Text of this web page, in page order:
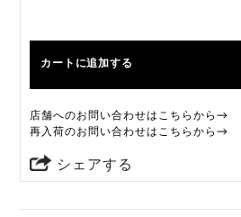
ONE SIZE展開の商品:ONE
M, L 展開の商品:M 57.5cm, L
*天然素材を用いたハンドメイ
には個体差がございます。
HAT BOX(有償 GIFT BOX）対象
カートに追加する
店舗へのお問い合わせはこちらから→
再入荷のお問い合わせはこちらから→
シェアする